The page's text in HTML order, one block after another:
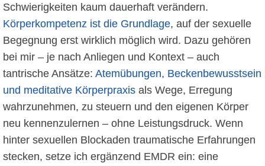
Schwierigkeiten kaum dauerhaft verändern.
Körperkompetenz ist die Grundlage, auf der sexuelle
Begegnung erst wirklich möglich wird. Dazu gehören
bei mir – je nach Anliegen und Kontext – auch
tantrische Ansätze: Atemübungen, Beckenbewusstsein
und meditative Körperpraxis als Wege, Erregung
wahrzunehmen, zu steuern und den eigenen Körper
neu kennenzulernen – ohne Leistungsdruck. Wenn
hinter sexuellen Blockaden traumatische Erfahrungen
stecken, setze ich ergänzend EMDR ein: eine